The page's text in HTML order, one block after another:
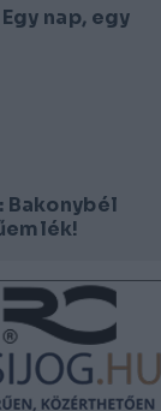
nap, egy
Bakonybél